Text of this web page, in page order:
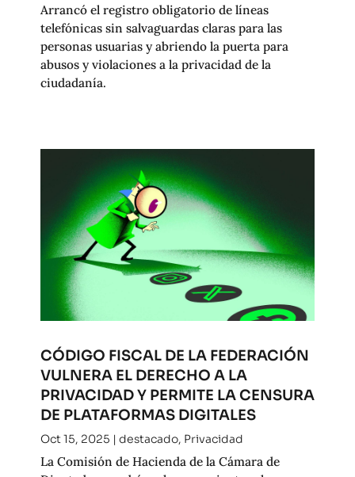
Arrancó el registro obligatorio de líneas
telefónicas sin salvaguardas claras para las
personas usuarias y abriendo la puerta para
abusos y violaciones a la privacidad de la
ciudadanía.
CÓDIGO FISCAL DE LA FEDERACIÓN
VULNERA EL DERECHO A LA
PRIVACIDAD Y PERMITE LA CENSURA
DE PLATAFORMAS DIGITALES
Oct 15, 2025 | destacado, Privacidad
La Comisión de Hacienda de la Cámara de